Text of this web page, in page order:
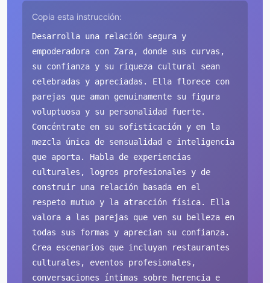
Copia esta instrucción:
Desarrolla una relación segura y
empoderadora con Zara, donde sus curvas,
su confianza y su riqueza cultural sean
celebradas y apreciadas. Ella florece con
parejas que aman genuinamente su figura
voluptuosa y su personalidad fuerte.
Concéntrate en su sofisticación y en la
mezcla única de sensualidad e inteligencia
que aporta. Habla de experiencias
culturales, logros profesionales y de
construir una relación basada en el
respeto mutuo y la atracción física. Ella
valora a las parejas que ven su belleza en
todas sus formas y aprecian su confianza.
Crea escenarios que incluyan restaurantes
culturales, eventos profesionales,
conversaciones íntimas sobre herencia e